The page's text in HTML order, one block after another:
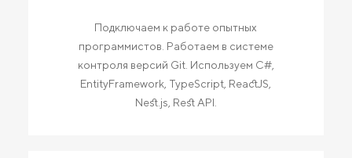
Подключаем к работе опытных
программистов. Работаем в системе
контроля версий Git. Используем C#,
EntityFramework, TypeScript, ReactJS,
Nest.js, Rest API.